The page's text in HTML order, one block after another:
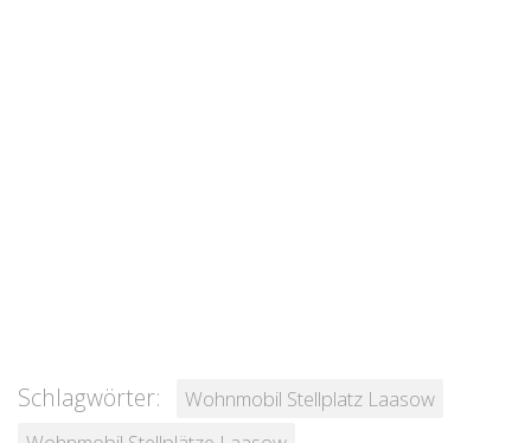
Schlagwörter:
Wohnmobil Stellplatz Laasow